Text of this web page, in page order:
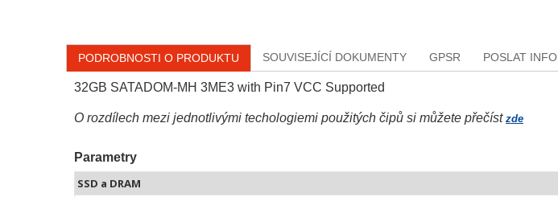
PODROBNOSTI O PRODUKTU SOUVISEJÍCÍ DOKUMENTY GPSR POSLAT INFO
32GB SATADOM-MH 3ME3 with Pin7 VCC Supported
O rozdílech mezi jednotlivými techologiemi použitých čipů si můžete přečíst zde
Parametry
SSD a DRAM